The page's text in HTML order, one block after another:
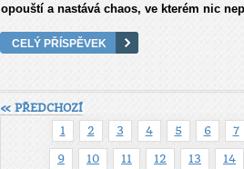
opouští a nastává chaos, ve kterém nic
CELÝ PŘÍSPĚVEK
« PŘEDCHOZÍ
1
2 3 4 5 6 7
9 10 11 12 13 14